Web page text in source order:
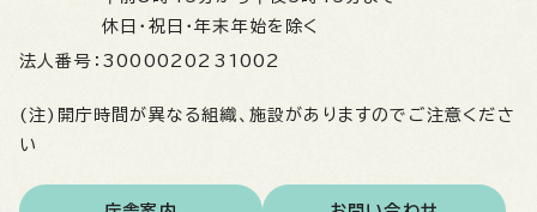
休日・祝日・年末年始を除く
法人番号： 3000020231002
(注)開庁時間が異なる組織、施設がありますのでご注意くださ
い